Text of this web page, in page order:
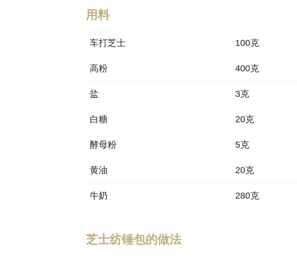
用料
车打芝士 100克
高粉 400克
盐 3克
白糖 20克
酵母粉 5克
黄油 20克
牛奶 280克
芝士纺锤包的做法